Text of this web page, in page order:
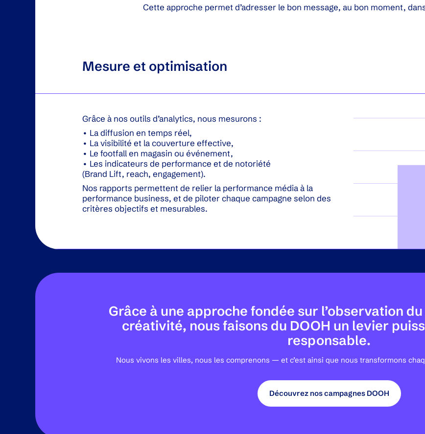
Cette approche permet d’adresser le bon message, au bon moment,
Mesure et optimisation
Grâce à nos outils d’analytics, nous mesurons :
• La diffusion en temps réel,
• La visibilité et la couverture effective,
• Le footfall en magasin ou événement,
• Les indicateurs de performance et de notoriété
(Brand Lift, reach, engagement).
Nos rapports permettent de relier la performance média à la
performance business, et de piloter chaque campagne selon des
critères objectifs et mesurables.
Grâce à une approche fondée sur l’observation
créativité, nous faisons du DOOH un levier
responsable.
Nous vivons les villes, nous les comprenons — et c’est ainsi que nous transformons
Découvrez nos campagnes DOOH